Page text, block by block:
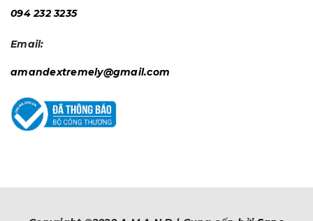
094 232 3235
Email:
amandextremely@gmail.com